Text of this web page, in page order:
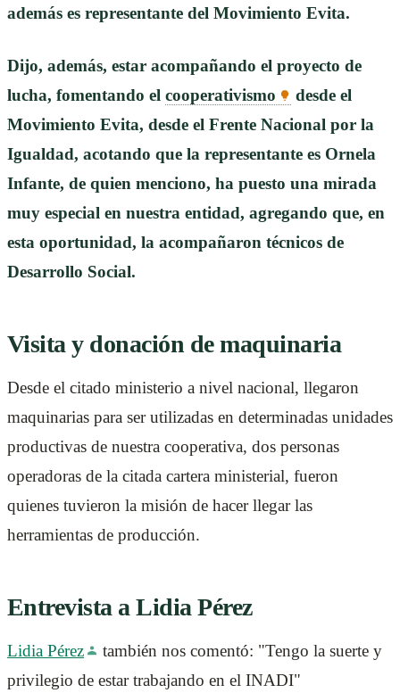
además es representante del Movimiento Evita.
Dijo, además, estar acompañando el proyecto de
lucha, fomentando el cooperativismo
desde el
Movimiento Evita, desde el Frente Nacional por la
Igualdad, acotando que la representante es Ornela
Infante, de quien menciono, ha puesto una mirada
muy especial en nuestra entidad, agregando que, en
esta oportunidad, la acompañaron técnicos de
Desarrollo Social.
Visita y donación de maquinaria
Desde el citado ministerio a nivel nacional, llegaron
maquinarias para ser utilizadas en determinadas unidades
productivas de nuestra cooperativa, dos personas
operadoras de la citada cartera ministerial, fueron
quienes tuvieron la misión de hacer llegar las
herramientas de producción.
Entrevista a Lidia Pérez
Lidia Pérez
también nos comentó: "Tengo la suerte y
privilegio de estar trabajando en el INADI"